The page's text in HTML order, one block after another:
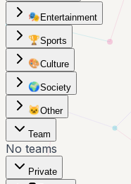
🎭 Entertainment
🏆Sports
🎨Culture
🌍Society
🐱Other
Team
No teams
Private